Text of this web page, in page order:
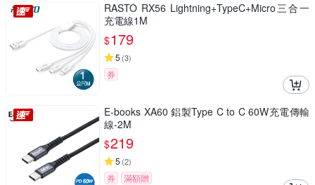
RASTO RX56 Lightning+TypeC+Micro三合一
充電線1M
$179
5 (3)
券
E-books XA60 鋁製Type C to C 60W充電傳輸
線-2M
$219
5 (2)
券 滿額贈